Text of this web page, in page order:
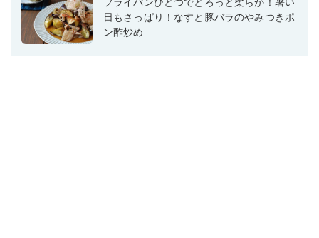
日もさっぱり！なすと豚バラのやみつきポ
ン酢炒め